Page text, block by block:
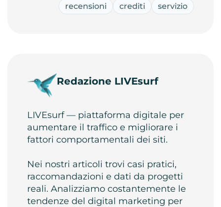
recensioni crediti servizio
Redazione LIVEsurf
LIVEsurf — piattaforma digitale per
aumentare il traffico e migliorare i
fattori comportamentali dei siti.
Nei nostri articoli trovi casi pratici,
raccomandazioni e dati da progetti
reali. Analizziamo costantemente le
tendenze del digital marketing per